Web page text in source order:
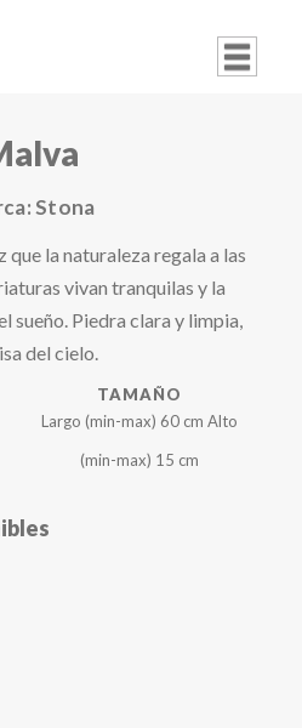
Stona
que la naturaleza regala a las
vivan tranquilas y la
sueño. Piedra clara y limpia,
del cielo.
TAMAÑO
Largo (min-max) 60 cm Alto
(min-max) 15 cm